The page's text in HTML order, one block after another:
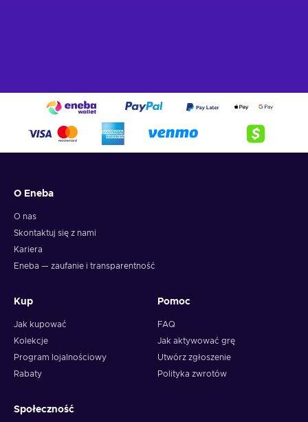
O Eneba
O nas
Skontaktuj się z nami
Kariera
Eneba — zaufanie i transparentność
Kup
Jak kupować
Kolekcje
Program lojalnościowy
Rabaty
Pomoc
FAQ
Jak aktywować grę
Utwórz zgłoszenie
Polityka zwrotów
Społeczność